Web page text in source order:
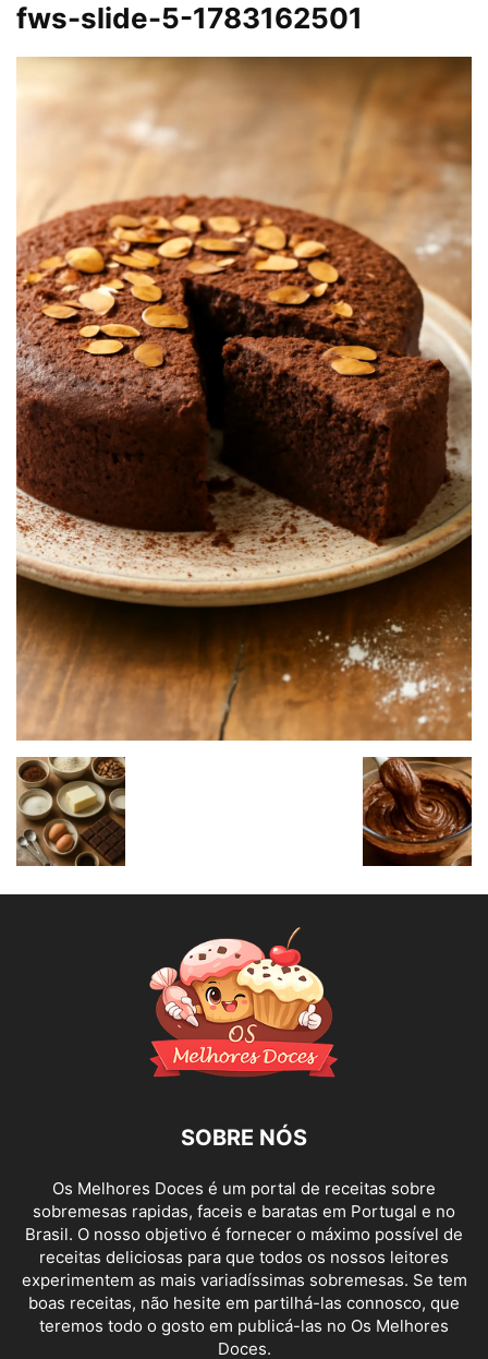
fws-slide-5-1783162501
SOBRE NÓS
Os Melhores Doces é um portal de receitas sobre
sobremesas rapidas, faceis e baratas em Portugal e no
Brasil. O nosso objetivo é fornecer o máximo possível de
receitas deliciosas para que todos os nossos leitores
experimentem as mais variadíssimas sobremesas. Se tem
boas receitas, não hesite em partilhá-las connosco, que
teremos todo o gosto em publicá-las no Os Melhores
Doces.